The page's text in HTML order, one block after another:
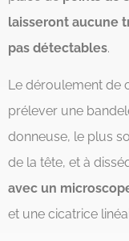
laisseront aucune
pas détectables.
Le déroulement de
prélever une
donneuse, le plus
de la tête, et à
avec un
et une cicatrice